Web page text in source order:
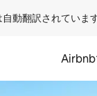
動翻訳されています
Airbnb